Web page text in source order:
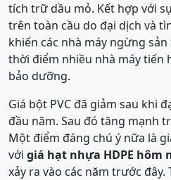
tích trữ dầu mỏ. Kết hợp với
trên toàn cầu do đại dịch và
khiến các nhà máy ngừng
thời điểm nhiều nhà máy tiến
bảo dưỡng.
Giá bột PVC đã giảm sau khi
đầu năm. Sau đó tăng mạnh
Một điểm đáng chú ý nữa là
với giá hạt nhựa HDPE hôm
xảy ra vào các năm trước đây.